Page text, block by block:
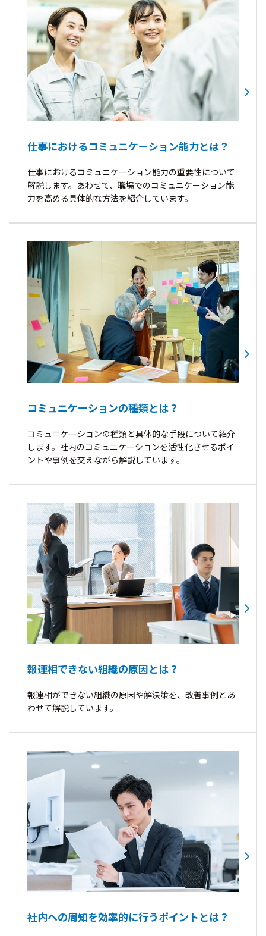
仕事におけるコミュニケーション能力とは？
仕事におけるコミュニケーション能力の重要性について
解説します。あわせて、職場でのコミュニケーション能
力を高める具体的な方法を紹介しています。
コミュニケーションの種類とは？
コミュニケーションの種類と具体的な手段について紹介
します。社内のコミュニケーションを活性化させるポイ
ントや事例を交えながら解説しています。
報連相できない組織の原因とは？
報連相ができない組織の原因や解決策を、改善事例とあ
わせて解説しています。
社内への周知を効率的に行うポイントとは？